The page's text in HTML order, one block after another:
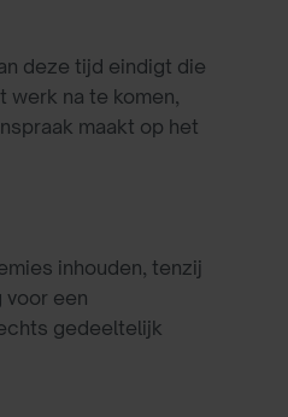
deze tijd eindigt die
werk na te komen,
maakt op het
inhouden, tenzij
voor een
gedeeltelijk